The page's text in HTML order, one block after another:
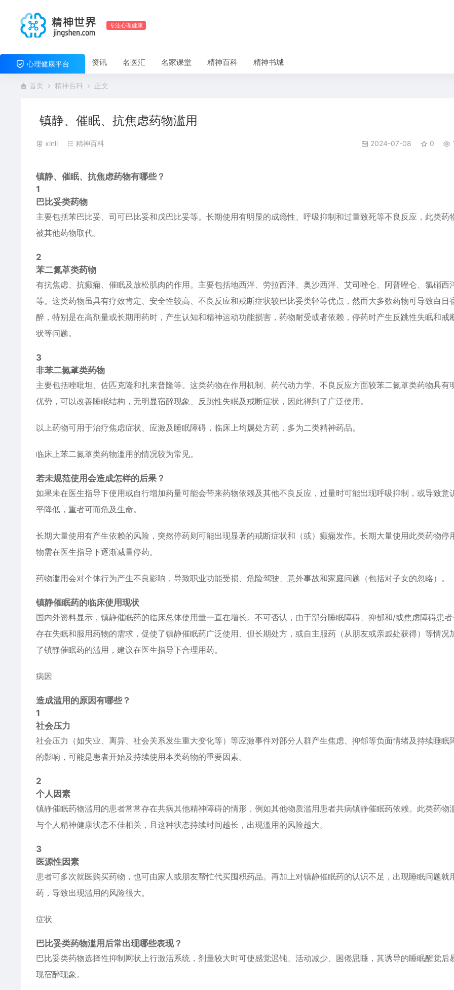
专注心理健康
心理健康平台 资讯 名医汇 名家课堂 精神百科 精神书城
首页 精神百科 正文
镇静、催眠、抗焦虑药物滥用
xinli 精神百科 2024-07-08 0
镇静、催眠、抗焦虑药物有哪些？
1
巴比妥类药物
主要包括苯巴比妥、司可巴比妥和戊巴比妥等。长期使用有明显的成瘾性、呼吸抑制和过量致死等不良反应，此类药
被其他药物取代。
2
苯二氮䓬类药物
有抗焦虑、抗癫痫、催眠及放松肌肉的作用。主要包括地西泮、劳拉西泮、奥沙西泮、艾司唑仑、阿普唑仑、氯硝西
等。这类药物虽具有疗效肯定、安全性较高、不良反应和戒断症状较巴比妥类轻等优点，然而大多数药物可导致白日
醉，特别是在高剂量或长期用药时，产生认知和精神运动功能损害，药物耐受或者依赖，停药时产生反跳性失眠和戒
状等问题。
3
非苯二氮䓬类药物
主要包括唑吡坦、佐匹克隆和扎来普隆等。这类药物在作用机制、药代动力学、不良反应方面较苯二氮䓬类药物具有
优势，可以改善睡眠结构，无明显宿醉现象、反跳性失眠及戒断症状，因此得到了广泛使用。
以上药物可用于治疗焦虑症状、应激及睡眠障碍，临床上均属处方药，多为二类精神药品。
临床上苯二氮䓬类药物滥用的情况较为常见。
若未规范使用会造成怎样的后果？
如果未在医生指导下使用或自行增加药量可能会带来药物依赖及其他不良反应，过量时可能出现呼吸抑制，或导致意
平降低，重者可而危及生命。
长期大量使用有产生依赖的风险，突然停药则可能出现显著的戒断症状和（或）癫痫发作。长期大量使用此类药物停
物需在医生指导下逐渐减量停药。
药物滥用会对个体行为产生不良影响，导致职业功能受损、危险驾驶、意外事故和家庭问题（包括对子女的忽略）。
镇静催眠药的临床使用现状
国内外资料显示，镇静催眠药的临床总体使用量一直在增长。不可否认，由于部分睡眠障碍、抑郁和/或焦虑障碍患者
存在失眠和服用药物的需求，促使了镇静催眠药广泛使用、但长期处方，或自主服药（从朋友或亲戚处获得）等情况
了镇静催眠药的滥用，建议在医生指导下合理用药。
病因
造成滥用的原因有哪些？
1
社会压力
社会压力（如失业、离异、社会关系发生重大变化等）等应激事件对部分人群产生焦虑、抑郁等负面情绪及持续睡眠
的影响，可能是患者开始及持续使用本类药物的重要因素。
2
个人因素
镇静催眠药物滥用的患者常常存在共病其他精神障碍的情形，例如其他物质滥用患者共病镇静催眠药依赖。此类药物
与个人精神健康状态不佳相关，且这种状态持续时间越长，出现滥用的风险越大。
3
医源性因素
患者可多次就医购买药物，也可由家人或朋友帮忙代买囤积药品。再加上对镇静催眠药的认识不足，出现睡眠问题就
药，导致出现滥用的风险很大。
症状
巴比妥类药物滥用后常出现哪些表现？
巴比妥类药物选择性抑制网状上行激活系统，剂量较大时可使感觉迟钝、活动减少、困倦思睡，其诱导的睡眠醒觉后
现宿醉现象。